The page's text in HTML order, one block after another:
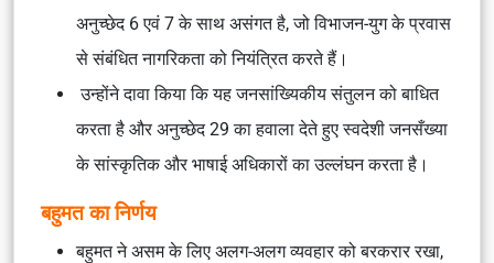
अनुच्छेद 6 एवं 7 के साथ असंगत है, जो विभाजन-युग के प्रवास
से संबंधित नागरिकता को नियंत्रित करते हैं।
उन्होंने दावा किया कि यह जनसांख्यिकीय संतुलन को बाधित
करता है और अनुच्छेद 29 का हवाला देते हुए स्वदेशी जनसँख्या
के सांस्कृतिक और भाषाई अधिकारों का उल्लंघन करता है।
बहुमत का निर्णय
बहुमत ने असम के लिए अलग-अलग व्यवहार को बरकरार रखा,